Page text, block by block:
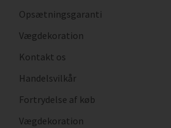
Opsætningsgaranti
Vægdekoration
Kontakt os
Handelsvilkår
Fortrydelse af køb
Vægdekoration